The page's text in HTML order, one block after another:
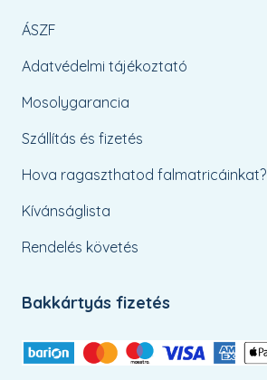
ÁSZF
Adatvédelmi tájékoztató
Mosolygarancia
Szállítás és fizetés
Hova ragaszthatod falmatricáinkat?
Kívánságlista
Rendelés követés
Bakkártyás fizetés